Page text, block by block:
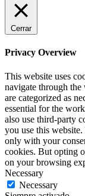
Cerrar
Privacy Overview
This website uses
navigate through the
are categorized as
essential for the
also use third-party
you use this
only with your
cookies. But opting
on your browsing
Necessary
Necessary